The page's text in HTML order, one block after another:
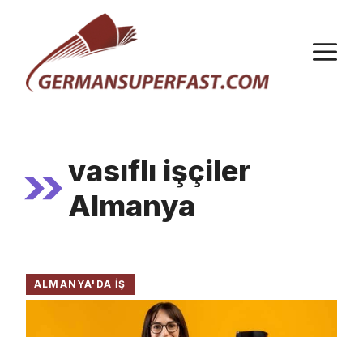
vasıflı işçiler
Almanya
ALMANYA'DA İŞ